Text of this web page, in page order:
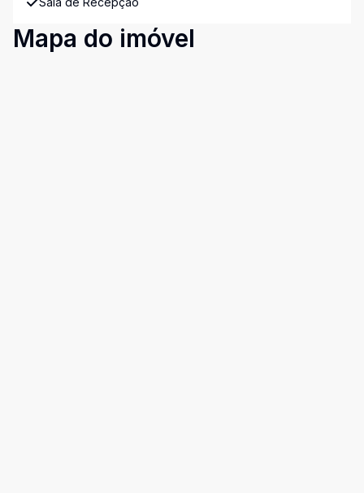
Mapa do imóvel